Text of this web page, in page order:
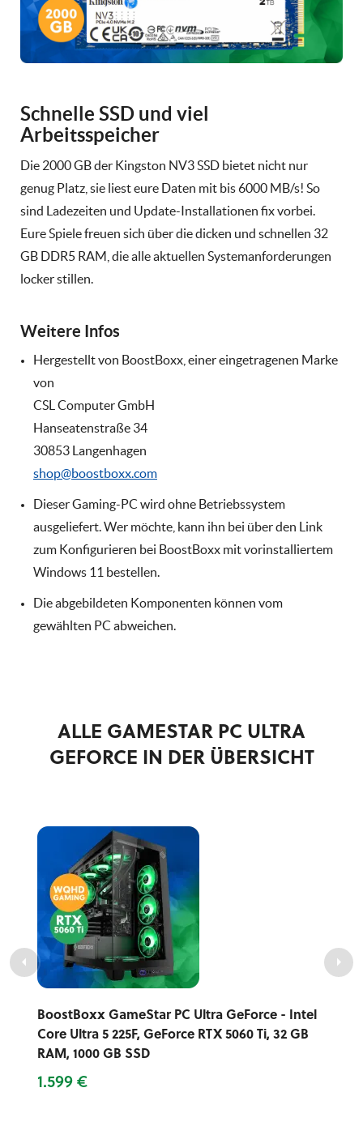
Schnelle SSD und viel
Arbeitsspeicher
Die 2000 GB der Kingston NV3 SSD bietet nicht nur
genug Platz, sie liest eure Daten mit bis 6000 MB/s! So
sind Ladezeiten und Update-Installationen fix vorbei.
Eure Spiele freuen sich über die dicken und schnellen 32
GB DDR5 RAM, die alle aktuellen Systemanforderungen
locker stillen.
Weitere Infos
Hergestellt von BoostBoxx, einer eingetragenen Marke
von
CSL Computer GmbH
Hanseatenstraße 34
30853 Langenhagen
shop@boostboxx.com
Dieser Gaming-PC wird ohne Betriebssystem
ausgeliefert. Wer möchte, kann ihn bei über den Link
zum Konfigurieren bei BoostBoxx mit vorinstalliertem
Windows 11 bestellen.
Die abgebildeten Komponenten können vom
gewählten PC abweichen.
ALLE GAMESTAR PC ULTRA
GEFORCE IN DER ÜBERSICHT
BoostBoxx GameStar PC Ultra GeForce - Intel
Core Ultra 5 225F, GeForce RTX 5060 Ti, 32 GB
RAM, 1000 GB SSD
1.599 €